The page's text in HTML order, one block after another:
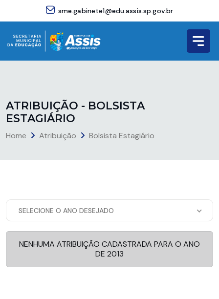
sme.gabinete1@edu.assis.sp.gov.br
ATRIBUIÇÃO - BOLSISTA
ESTAGIÁRIO
Home Atribuição Bolsista Estagiário
SELECIONE O ANO DESEJADO
NENHUMA ATRIBUIÇÃO CADASTRADA PARA O ANO
DE 2013